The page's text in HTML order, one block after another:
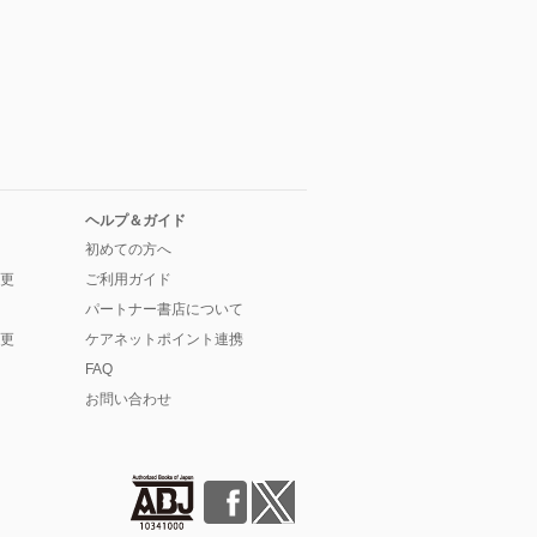
ヘルプ＆ガイド
初めての方へ
ご利用ガイド
パートナー書店について
ケアネットポイント連携
FAQ
お問い合わせ